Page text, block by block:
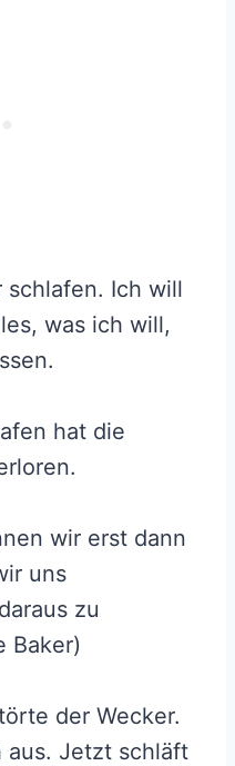
Ich will
was ich will,
hat die
wir erst dann
uns
zu
Baker)
der Wecker.
aus. Jetzt schläft